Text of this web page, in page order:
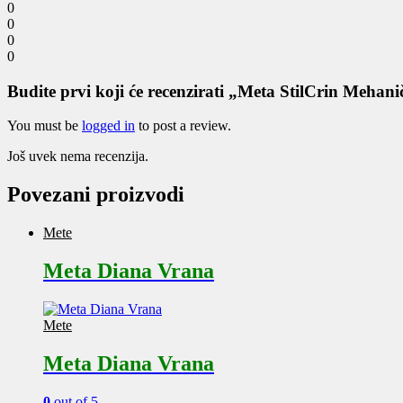
0
0
0
0
Budite prvi koji će recenzirati „Meta StilCrin
You must be logged in to post a review.
Još uvek nema recenzija.
Povezani proizvodi
Mete
Meta Diana Vrana
Mete
Meta Diana Vrana